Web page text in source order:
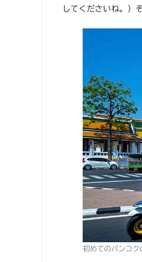
してくださいね。）
初めてのバンコク